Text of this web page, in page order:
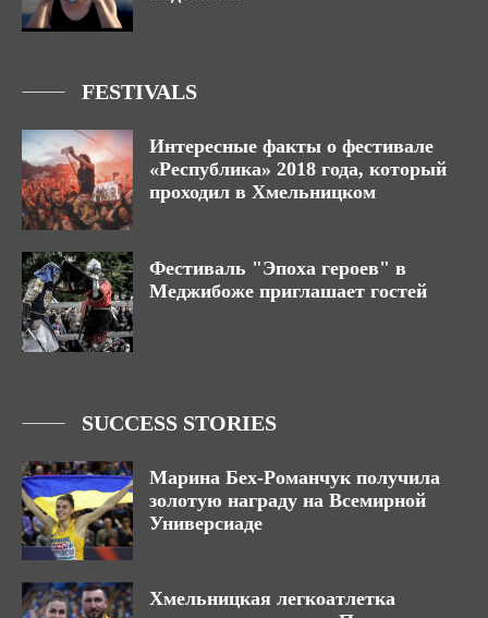
FESTIVALS
Интересные факты о фестивале
«Республика» 2018 года, который
проходил в Хмельницком
Фестиваль "Эпоха героев" в
Меджибоже приглашает гостей
SUCCESS STORIES
Марина Бех-Романчук получила
золотую награду на Всемирной
Универсиаде
Хмельницкая легкоатлетка